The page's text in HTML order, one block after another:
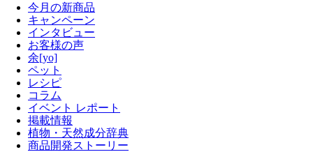
今月の新商品
キャンペーン
インタビュー
お客様の声
余[yo]
ペット
レシピ
コラム
イベント レポート
掲載情報
植物・天然成分辞典
商品開発ストーリー